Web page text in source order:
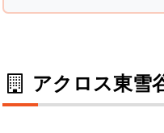
アクロス東雪